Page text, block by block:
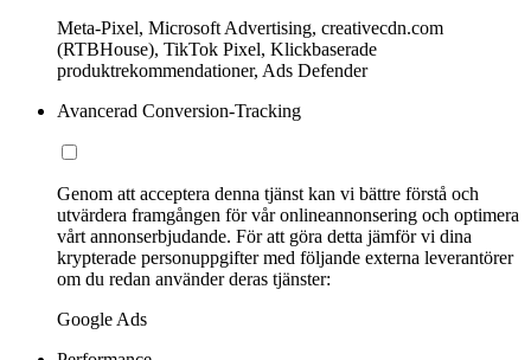
Meta-Pixel, Microsoft Advertising, creativecdn.com
(RTBHouse), TikTok Pixel, Klickbaserade
produktrekommendationer, Ads Defender
Avancerad Conversion-Tracking
Genom att acceptera denna tjänst kan vi bättre förstå och
utvärdera framgången för vår onlineannonsering och optimera
vårt annonserbjudande. För att göra detta jämför vi dina
krypterade personuppgifter med följande externa leverantörer
om du redan använder deras tjänster:
Google Ads